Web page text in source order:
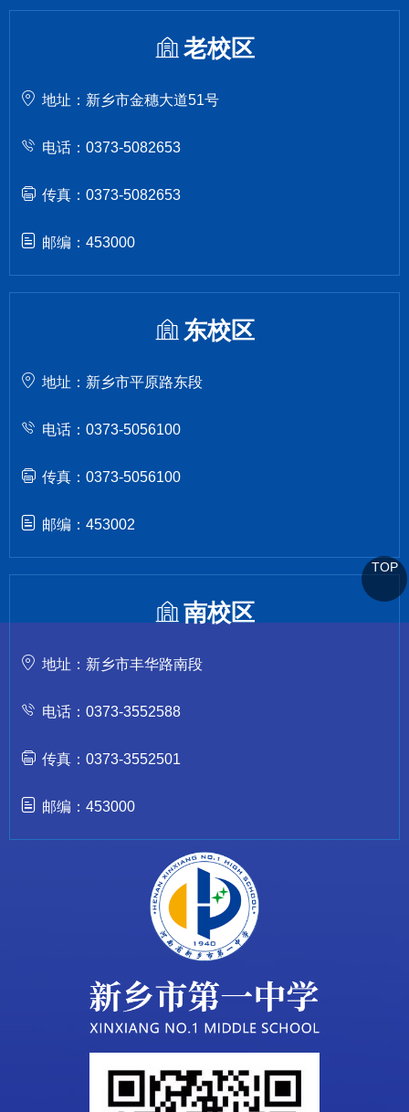
老校区
地址：新乡市金穗大道51号
电话：0373-5082653
传真：0373-5082653
邮编：453000
东校区
地址：新乡市平原路东段
电话：0373-5056100
传真：0373-5056100
邮编：453002
南校区
地址：新乡市丰华路南段
电话：0373-3552588
传真：0373-3552501
邮编：453000
TOP